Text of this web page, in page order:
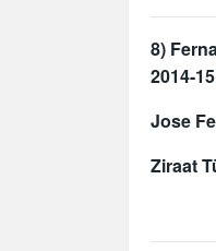
8)
2014-
Jose
Ziraat